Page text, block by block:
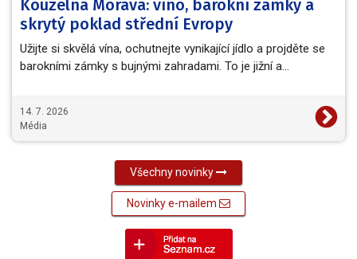
Kouzelná Morava: víno, barokní zámky a
skrytý poklad střední Evropy
Užijte si skvělá vína, ochutnejte vynikající jídlo a projděte se
barokními zámky s bujnými zahradami. To je jižní a…
14. 7. 2026
Média
Všechny novinky
Novinky e-mailem